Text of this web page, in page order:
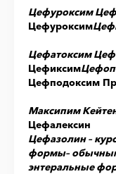
Цефуроксим
Цефуроксим
Цефатоксим
Цефиксим
Цефподоксим
Максипим
Цефалексин
Цефазолин–
формы–
энтеральные